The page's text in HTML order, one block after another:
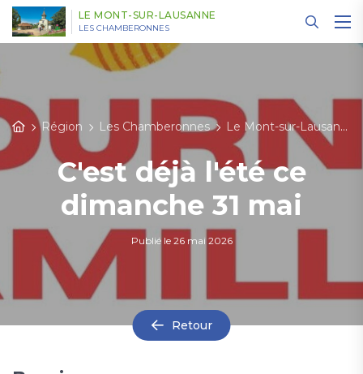
LE MONT-SUR-LAUSANNE
LES CHAMBERONNES
Région Les Chamberonnes Le Mont-sur-Lausanne
C'est déjà l'été ce
dimanche 31 mai
Publié le 26 mai 2026
Retour
Panneau de gestion des cookies